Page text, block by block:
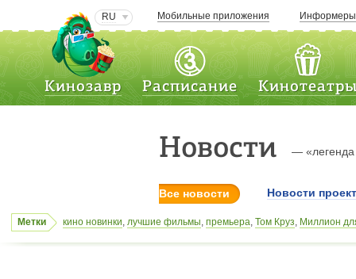
RU Мобильные приложения Информеры
Кинозавр Расписание
Новости —
Все новости Новости
Метки кино новинки, лучшие фильмы, премьера, Том Круз, Миллион
зомби,новинки кино,Одним меньше,кино новинки,афиши